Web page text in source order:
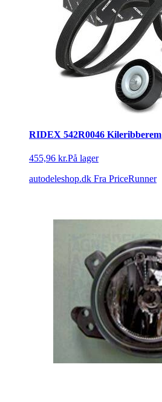
RIDEX 542R0046 Kileribberem
455,96 kr.På lager
autodeleshop.dk Fra PriceRunner